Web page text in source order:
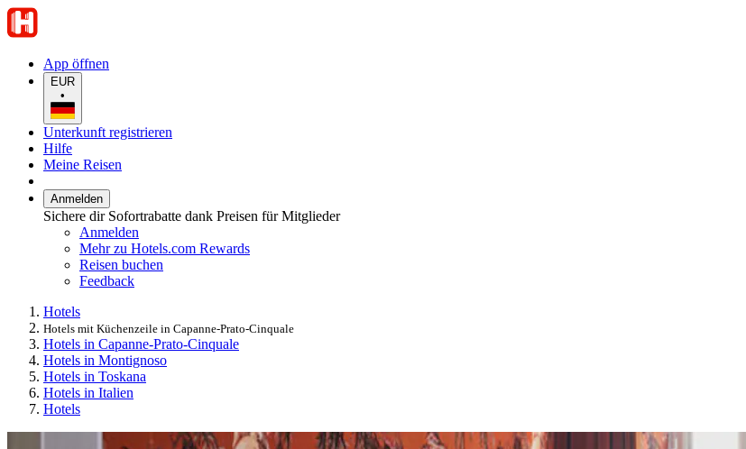
App öffnen
EUR
•
Unterkunft registrieren
Hilfe
Meine Reisen
Anmelden
Sichere dir Sofortrabatte dank Preisen für Mitglieder
Anmelden
Mehr zu Hotels.com Rewards
Reisen buchen
Feedback
Hotels
Hotels mit Küchenzeile in Capanne-Prato-Cinquale
Hotels in Capanne-Prato-Cinquale
Hotels in Montignoso
Hotels in Toskana
Hotels in Italien
Hotels